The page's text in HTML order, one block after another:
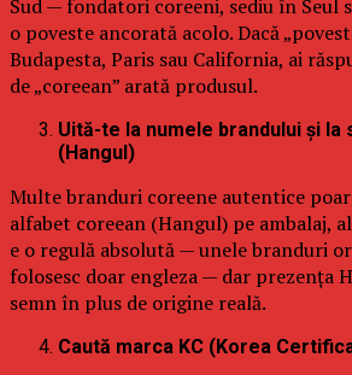
Sud — fondatori coreeni, sediu în Seul
o poveste ancorată acolo. Dacă
Budapesta, Paris sau California, ai
de „coreean” arată produsul.
Uită-te la numele brandului și
(Hangul)
Multe branduri coreene autentice
alfabet coreean (Hangul) pe ambalaj,
e o regulă absolută — unele branduri
folosesc doar engleza — dar prezența
semn în plus de origine reală.
Caută marca KC (Korea